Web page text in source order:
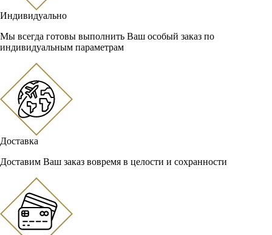
Индивидуально
Мы всегда готовы выполнить Ваш особый заказ по
индивидуальным параметрам
Доставка
Доставим Ваш заказ вовремя в целости и сохранности